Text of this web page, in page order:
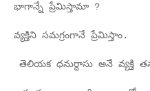
భాగాన్నే ప్రేమిస్తామా ?
వ్యక్తిని సమగ్రంగానే ప్రేమిస్తాం.
తెలియక ధనుర్దాసు అనే వ్యక్తి